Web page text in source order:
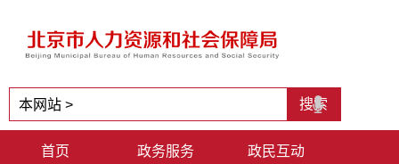
首页 政务服务 政民互动